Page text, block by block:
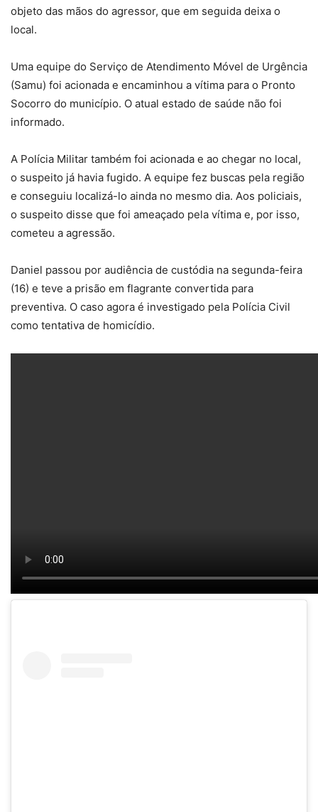
objeto das mãos do agressor, que em seguida deixa o
local.
Uma equipe do Serviço de Atendimento Móvel de Urgência
(Samu) foi acionada e encaminhou a vítima para o Pronto
Socorro do município. O atual estado de saúde não foi
informado.
A Polícia Militar também foi acionada e ao chegar no local,
o suspeito já havia fugido. A equipe fez buscas pela região
e conseguiu localizá-lo ainda no mesmo dia. Aos policiais,
o suspeito disse que foi ameaçado pela vítima e, por isso,
cometeu a agressão.
Daniel passou por audiência de custódia na segunda-feira
(16) e teve a prisão em flagrante convertida para
preventiva. O caso agora é investigado pela Polícia Civil
como tentativa de homicídio.